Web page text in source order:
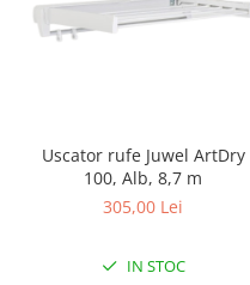
Uscator rufe Juwel ArtDry
100, Alb, 8,7 m
305,00 Lei
IN STOC